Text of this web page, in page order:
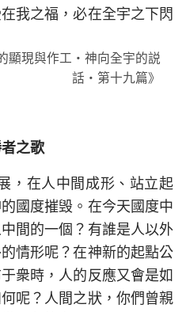
我之福，必在全宇之下閃
現與作工・神向全宇的説
話・第十九篇》
之歌
，在人中間成形、站立起
國度摧毁。在今天國度中
間的一個？有誰是人以外
情形呢？在神新的起點公
衆時，人的反應又會是如
呢？人間之狀，你們曾親